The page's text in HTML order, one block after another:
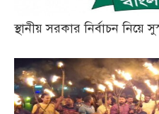
স্থানীয় সরকার নির্বাচন নিয়ে